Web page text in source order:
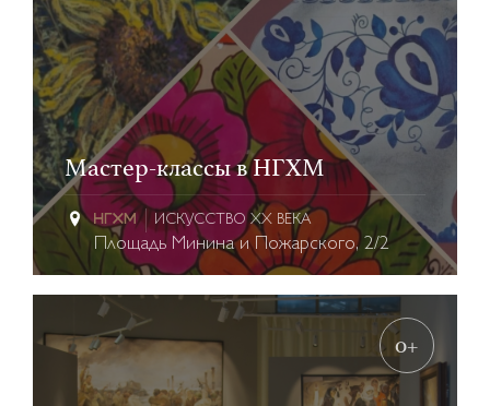
Мастер-классы в НГХМ
ИСКУССТВО XX ВЕКА
Площадь Минина и Пожарского, 2/2
0+